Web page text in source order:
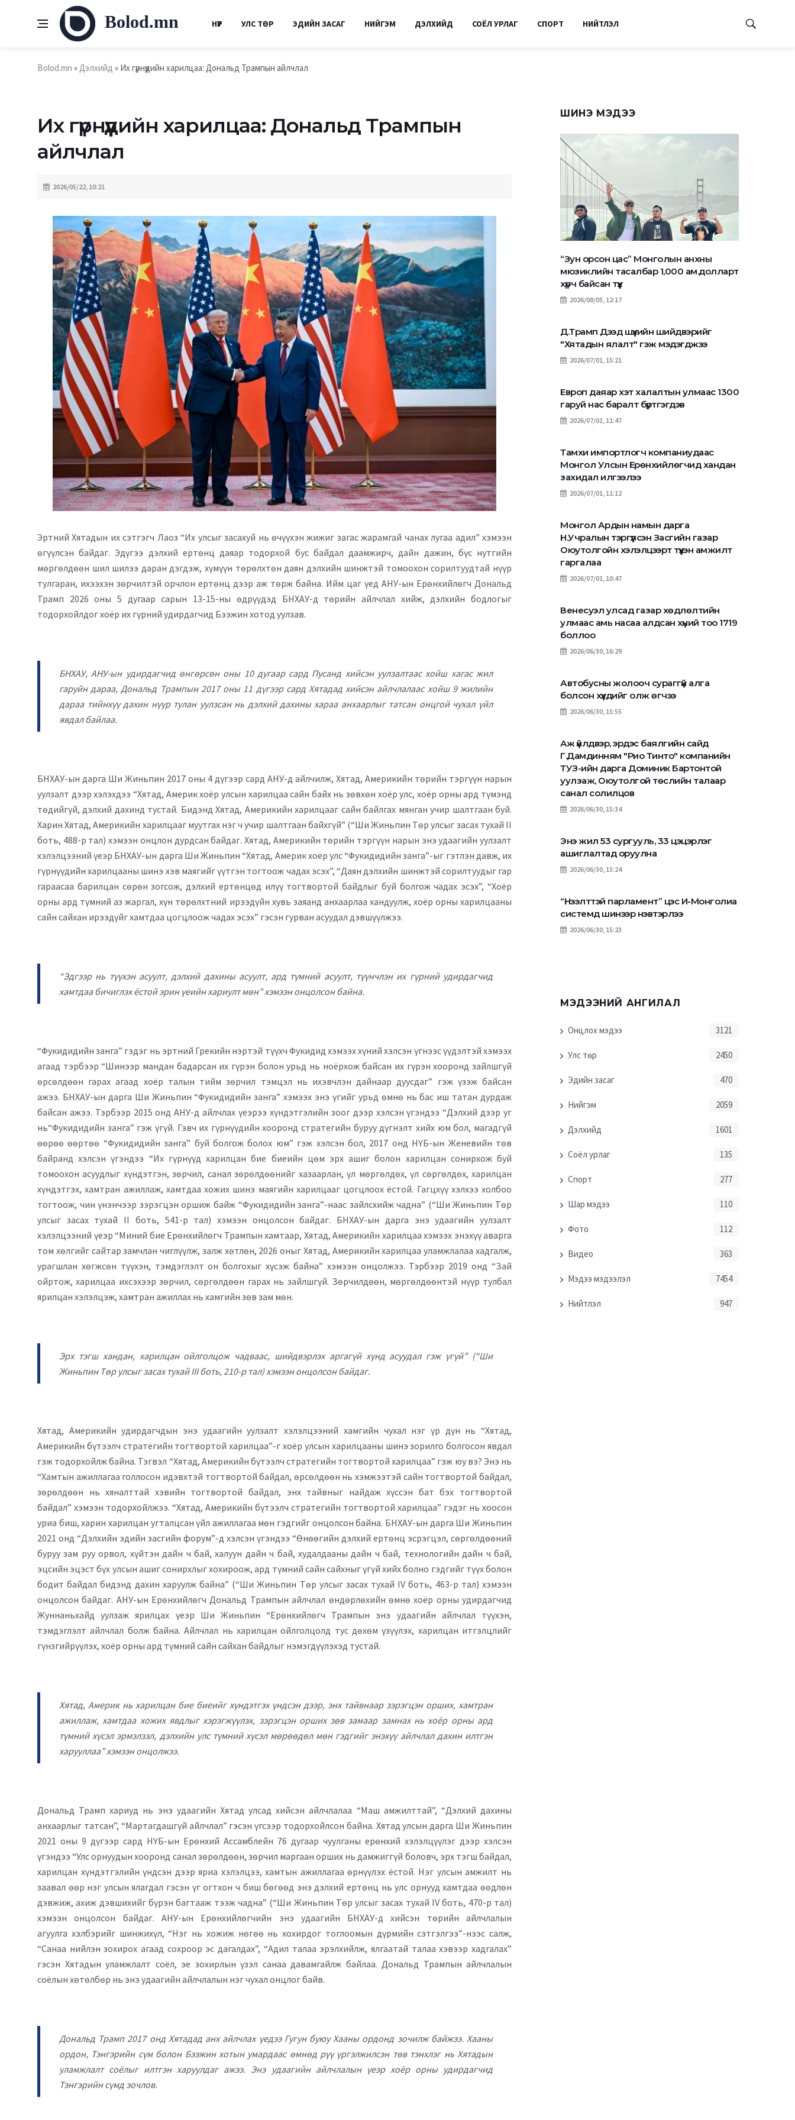
Bolod.mn НҮҮР УЛС ТӨР ЭДИЙН ЗАСАГ НИЙГЭМ ДЭЛХИЙД СОЁЛ УРЛАГ СПОРТ НИЙТЛЭЛ
Bolod.mn »Дэлхийд » Их гүрнүүдийн харилцаа: Дональд Трампын айлчлал
Их гүрнүүдийн харилцаа: Дональд Трампын
айлчлал
2026/05/22, 10:21
Эртний Хятадын их сэтгэгч Лаоз “Их улсыг засахуй нь өчүүхэн жижиг загас жарамгай чанах лугаа адил” хэмээн
өгүүлсэн байдаг. Эдүгээ дэлхий ертөнц даяар тодорхой бус байдал даамжирч, дайн дажин, бүс нутгийн
мөргөлдөөн шил шилээ даран дэгдэж, хүмүүн төрөлхтөн даян дэлхийн шинжтэй томоохон сорилтуудтай нүүр
тулгаран, ихээхэн зөрчилтэй орчлон ертөнц дээр аж төрж байна. Ийм цаг үед АНУ-ын Ерөнхийлөгч Дональд
Трамп 2026 оны 5 дугаар сарын 13-15-ны өдрүүдэд БНХАУ-д төрийн айлчлал хийж, дэлхийн бодлогыг
тодорхойлдог хоёр их гүрний удирдагчид Бээжин хотод уулзав.
БНХАУ, АНУ-ын удирдагчид өнгөрсөн оны 10 дугаар сард Пусанд хийсэн уулзалтаас хойш хагас жил
гаруйн дараа, Дональд Трампын 2017 оны 11 дүгээр сард Хятадад хийсэн айлчлалаас хойш 9 жилийн
дараа тийнхүү дахин нүүр тулан уулзсан нь дэлхий дахины хараа анхаарлыг татсан онцгой чухал үйл
явдал байлаа.
БНХАУ-ын дарга Ши Жиньпин 2017 оны 4 дүгээр сард АНУ-д айлчилж, Хятад, Америкийн төрийн тэргүүн нарын
уулзалт дээр хэлэхдээ “Хятад, Америк хоёр улсын харилцаа сайн байх нь зөвхөн хоёр улс, хоёр орны ард түмэнд
төдийгүй, дэлхий дахинд тустай. Бидэнд Хятад, Америкийн харилцааг сайн байлгах мянган учир шалтгаан буй.
Харин Хятад, Америкийн харилцааг муутгах нэг ч учир шалтгаан байхгүй” (“Ши Жиньпин Төр улсыг засах тухай II
боть, 488-р тал) хэмээн онцлон дурдсан байдаг. Хятад, Америкийн төрийн тэргүүн нарын энэ удаагийн уулзалт
хэлэлцээний үеэр БНХАУ-ын дарга Ши Жиньпин “Хятад, Америк хоёр улс “Фукидидийн занга”-ыг гэтлэн давж, их
гүрнүүдийн харилцааны шинэ хэв маягийг үүтгэн тогтоож чадах эсэх”, “Даян дэлхийн шинжтэй сорилтуудыг гар
гараасаа барилцан сөрөн зогсож, дэлхий ертөнцөд илүү тогтвортой байдлыг буй болгож чадах эсэх”, “Хоёр
орны ард түмний аз жаргал, хүн төрөлхтний ирээдүйн хувь заяанд анхаарлаа хандуулж, хоёр орны харилцааны
сайн сайхан ирээдүйг хамтдаа цогцлоож чадах эсэх” гэсэн гурван асуудал дэвшүүлжээ.
“Эдгээр нь түүхэн асуулт, дэлхий дахины асуулт, ард түмний асуулт, түүнчлэн их гүрний удирдагчид
хамтдаа бичиглэх ёстой эрин үеийн хариулт мөн” хэмээн онцолсон байна.
“Фукидидийн занга” гэдэг нь эртний Грекийн нэртэй түүхч Фукидид хэмээх хүний хэлсэн үгнээс үүдэлтэй хэмээх
агаад тэрбээр “Шинээр мандан бадарсан их гүрэн болон урьд нь ноёрхож байсан их гүрэн хооронд зайлшгүй
өрсөлдөөн гарах агаад хоёр талын тийм зөрчил тэмцэл нь ихэвчлэн дайнаар дуусдаг” гэж үзэж байсан
ажээ. БНХАУ-ын дарга Ши Жиньпин “Фукидидийн занга” хэмээх энэ үгийг урьд өмнө нь бас иш татан дурдаж
байсан ажээ. Тэрбээр 2015 онд АНУ-д айлчлах үеэрээ хүндэтгэлийн зоог дээр хэлсэн үгэндээ “Дэлхий дээр уг
нь“Фукидидийн занга” гэж үгүй. Гэвч их гүрнүүдийн хооронд стратегийн буруу дүгнэлт хийх юм бол, магадгүй
өөрөө өөртөө “Фукидидийн занга” буй болгож болох юм” гэж хэлсэн бол, 2017 онд НҮБ-ын Женевийн төв
байранд хэлсэн үгэндээ “Их гүрнүүд харилцан бие биеийн цөм эрх ашиг болон харилцан сонирхож буй
томоохон асуудлыг хүндэтгэн, зөрчил, санал зөрөлдөөнийг хазаарлан, үл мөргөлдөх, үл сөргөлдөх, харилцан
хүндэтгэх, хамтран ажиллаж, хамтдаа хожих шинэ маягийн харилцааг цогцлоох ёстой. Гагцхүү хэлхээ холбоо
тогтоож, чин үнэнчээр зэрэгцэн оршиж байж “Фукидидийн занга”-наас зайлсхийж чадна” (“Ши Жиньпин Төр
улсыг засах тухай II боть, 541-р тал) хэмээн онцолсон байдаг. БНХАУ-ын дарга энэ удаагийн уулзалт
хэлэлцээний үеэр “Миний бие Ерөнхийлөгч Трампын хамтаар, Хятад, Америкийн харилцаа хэмээх энэхүү аварга
том хөлгийг сайтар замчлан чиглүүлж, залж хөтлөн, 2026 оныг Хятад, Америкийн харилцаа уламжлалаа хадгалж,
урагшлан хөгжсөн түүхэн, тэмдэглэлт он болгохыг хүсэж байна” хэмээн онцолжээ. Тэрбээр 2019 онд “Зай
ойртож, харилцаа ихсэхээр зөрчил, сөргөлдөөн гарах нь зайлшгүй. Зөрчилдөөн, мөргөлдөөнтэй нүүр тулбал
ярилцан хэлэлцэж, хамтран ажиллах нь хамгийн зөв зам мөн.
Эрх тэгш хандан, харилцан ойлголцож чадваас, шийдвэрлэх аргагүй хүнд асуудал гэж үгүй” (“Ши
Жиньпин Төр улсыг засах тухай III боть, 210-р тал) хэмээн онцолсон байдаг.
Хятад, Америкийн удирдагчдын энэ удаагийн уулзалт хэлэлцээний хамгийн чухал нэг үр дүн нь “Хятад,
Америкийн бүтээлч стратегийн тогтвортой харилцаа”-г хоёр улсын харилцааны шинэ зорилго болгосон явдал
гэж тодорхойлж байна. Тэгвэл “Хятад, Америкийн бүтээлч стратегийн тогтвортой харилцаа” гэж юу вэ? Энэ нь
“Хамтын ажиллагаа голлосон идэвхтэй тогтвортой байдал, өрсөлдөөн нь хэмжээтэй сайн тогтвортой байдал,
зөрөлдөөн нь хяналттай хэвийн тогтвортой байдал, энх тайвныг найдаж хүссэн бат бэх тогтвортой
байдал” хэмээн тодорхойлжээ. “Хятад, Америкийн бүтээлч стратегийн тогтвортой харилцаа” гэдэг нь хоосон
уриа биш, харин харилцан угталцсан үйл ажиллагаа мөн гэдгийг онцолсон байна. БНХАУ-ын дарга Ши Жиньпин
2021 онд “Дэлхийн эдийн засгийн форум”-д хэлсэн үгэндээ “Өнөөгийн дэлхий ертөнц эсрэгцэл, сөргөлдөөний
буруу зам руу орвол, хүйтэн дайн ч бай, халуун дайн ч бай, худалдааны дайн ч бай, технологийн дайн ч бай,
эцсийн эцэст бүх улсын ашиг сонирхлыг хохироож, ард түмний сайн сайхныг үгүй хийх болно гэдгийг түүх болон
бодит байдал бидэнд дахин харуулж байна” (“Ши Жиньпин Төр улсыг засах тухай IV боть, 463-р тал) хэмээн
онцолсон байдаг. АНУ-ын Ерөнхийлөгч Дональд Трампын айлчлал өндөрлөхийн өмнө хоёр орны удирдагчид
Жуннаньхайд уулзаж ярилцах үеэр Ши Жиньпин “Ерөнхийлөгч Трампын энэ удаагийн айлчлал түүхэн,
тэмдэглэлт айлчлал болж байна. Айлчлал нь харилцан ойлголцолд тус дөхөм үзүүлэх, харилцан итгэлцлийг
гүнзгийрүүлэх, хоёр орны ард түмний сайн сайхан байдлыг нэмэгдүүлэхэд тустай.
Хятад, Америк нь харилцан бие биеийг хүндэтгэх үндсэн дээр, энх тайвнаар зэрэгцэн орших, хамтран
ажиллаж, хамтдаа хожих явдлыг хэрэгжүүлэх, зэрэгцэн орших зөв замаар замнах нь хоёр орны ард
түмний хүсэл эрмэлзэл, дэлхийн улс түмний хүсэл мөрөөдөл мөн гэдгийг энэхүү айлчлал дахин илтгэн
харууллаа” хэмээн онцолжээ.
Дональд Трамп хариуд нь энэ удаагийн Хятад улсад хийсэн айлчлалаа “Маш амжилттай”, “Дэлхий дахины
анхаарлыг татсан”, “Мартагдашгүй айлчлал” гэсэн үгсээр тодорхойлсон байна. Хятад улсын дарга Ши Жиньпин
2021 оны 9 дүгээр сард НҮБ-ын Ерөнхий Ассамблейн 76 дугаар чуулганы ерөнхий хэлэлцүүлэг дээр хэлсэн
үгэндээ “Улс орнуудын хооронд санал зөрөлдөөн, зөрчил маргаан орших нь дамжиггүй боловч, эрх тэгш байдал,
харилцан хүндэтгэлийн үндсэн дээр яриа хэлэлцээ, хамтын ажиллагаа өрнүүлэх ёстой. Нэг улсын амжилт нь
заавал өөр нэг улсын ялагдал гэсэн үг огтхон ч биш бөгөөд энэ дэлхий ертөнц нь улс орнууд хамтдаа өөдлөн
дэвжиж, ахиж дэвшихийг бүрэн багтааж тээж чадна” (“Ши Жиньпин Төр улсыг засах тухай IV боть, 470-р тал)
хэмээн онцолсон байдаг. АНУ-ын Ерөнхийлөгчийн энэ удаагийн БНХАУ-д хийсэн төрийн айлчлалын
агуулга хэлбэрийг шинжихүл, “Нэг нь хожиж нөгөө нь хохирдог тоглоомын дүрмийн сэтгэлгээ”-нээс салж,
“Санаа нийлэн зохирох агаад сохроор эс дагалдах”, “Адил талаа эрэлхийлж, ялгаатай талаа хэвээр хадгалах”
гэсэн Хятадын уламжлалт соёл, эе зохирлын үзэл санаа давамгайлж байлаа. Дональд Трампын айлчлалын
соёлын хөтөлбөр нь энэ удаагийн айлчлалын нэг чухал онцлог байв.
Дональд Трамп 2017 онд Хятадад анх айлчлах үедээ Гугун буюу Хааны ордонд зочилж байжээ. Хааны
ордон, Тэнгэрийн сүм болон Бээжин хотын умардаас өмнөд рүү үргэлжилсэн төв тэнхлэг нь Хятадын
уламжлалт соёлыг илтгэн харуулдаг ажээ. Энэ удаагийн айлчлалын үеэр хоёр орны удирдагчид
Тэнгэрийн сүмд зочлов.
ШИНЭ МЭДЭЭ
“Зун орсон цас” Монголын анхны
мюзиклийн тасалбар 1,000 ам.долларт
хүрч байсан түүх
2026/08/05, 12:17
Д.Трамп Дээд шүүхийн шийдвэрийг
"Хятадын ялалт" гэж мэдэгджээ
2026/07/01, 15:21
Европ даяар хэт халалтын улмаас 1300
гаруй нас баралт бүртгэгдэв
2026/07/01, 11:47
Тамхи импортлогч компаниудаас
Монгол Улсын Ерөнхийлөгчид хандан
захидал илгээлээ
2026/07/01, 11:12
Монгол Ардын намын дарга
Н.Учралын тэргүүлсэн Засгийн газар
Оюутолгойн хэлэлцээрт түүхэн амжилт
гаргалаа
2026/07/01, 10:47
Венесуэл улсад газар хөдлөлтийн
улмаас амь насаа алдсан хүний тоо 1719
боллоо
2026/06/30, 16:29
Автобусны жолооч сураггүй алга
болсон хүүхдийг олж өгчээ
2026/06/30, 15:55
Аж үйлдвэр, эрдэс баялгийн сайд
Г.Дамдинням "Рио Тинто" компанийн
ТУЗ-ийн дарга Доминик Бартонтой
уулзаж, Оюутолгой төслийн талаар
санал солилцов
2026/06/30, 15:34
Энэ жил 53 сургууль, 33 цэцэрлэг
ашиглалтад оруулна
2026/06/30, 15:24
“Нээлттэй парламент” цэс И-Монголиа
системд шинээр нэвтэрлээ
2026/06/30, 15:23
МЭДЭЭНИЙ АНГИЛАЛ
Онцлох мэдээ 3121
Улс төр 2450
Эдийн засаг 470
Нийгэм 2059
Дэлхийд 1601
Соёл урлаг 135
Спорт 277
Шар мэдээ 110
Фото 112
Видео 363
Мэдээ мэдээлэл 7454
Нийтлэл 947